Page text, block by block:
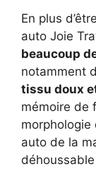
En plus
auto Joie
beaucoup
notamment
tissu doux
mémoire de
morphologie
auto de la